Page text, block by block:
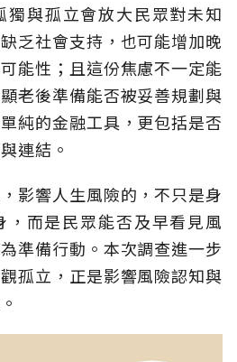
獨與孤立會放大民眾對未知
乏社會支持，也可能增加晚
能性；且這份焦慮不一定能
老後準備能否被妥善規劃與
純的金融工具，更包括是否
連結。
影響人生風險的，不只是身
，而是民眾能否及早看見風
準備行動。本次調查進一步
孤立，正是影響風險認知與